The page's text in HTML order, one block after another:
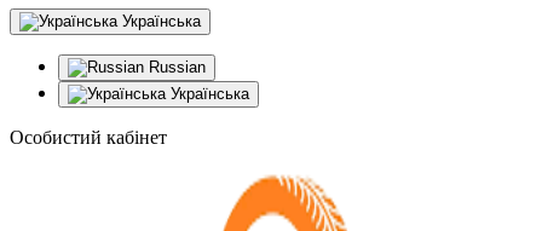
Українська
Russian
Українська
Особистий кабінет